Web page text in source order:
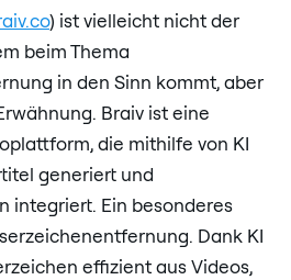
) ist vielleicht nicht der
beim Thema
in den Sinn kommt, aber
Braiv ist eine
die mithilfe von KI
generiert und
integriert. Ein besonderes
Dank KI
effizient aus Videos,